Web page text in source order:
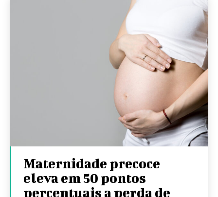
Maternidade precoce
eleva em 50 pontos
percentuais a perda de